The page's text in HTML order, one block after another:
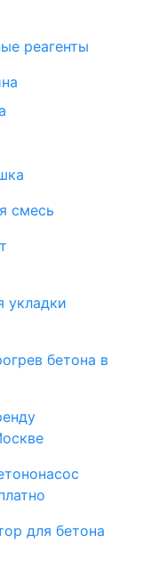
реагенты
смесь
укладки
бетона в
для бетона